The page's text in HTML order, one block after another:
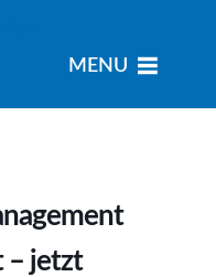
MENU
– jetzt